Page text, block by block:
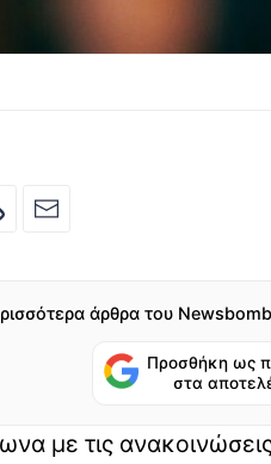
άρθρα του
Προσθήκη ως
στα
με τις